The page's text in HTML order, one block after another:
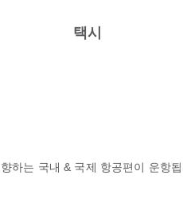
택시
하는 국내 & 국제 항공편이 운항